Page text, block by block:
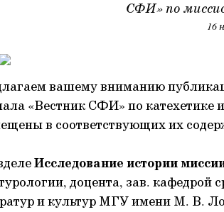
СФИ» по
16
вашему вниманию
«Вестник СФИ» по катехетике
в соответствующих их
Исследование истории
доцента, зав. кафедрой
и культур МГУ имени М. В.